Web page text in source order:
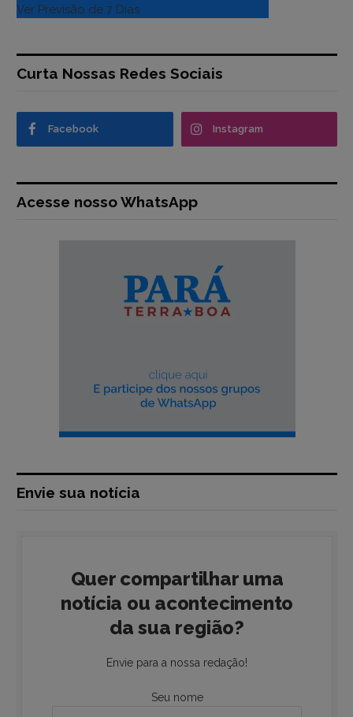
Ver Previsão de 7 Dias
Curta Nossas Redes Sociais
Facebook Instagram
Acesse nosso WhatsApp
Envie sua notícia
Quer compartilhar uma
notícia ou acontecimento
da sua região?
Envie para a nossa redação!
Seu nome